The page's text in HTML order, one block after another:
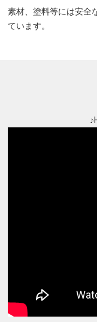
素材、塗料等には安全
ています。